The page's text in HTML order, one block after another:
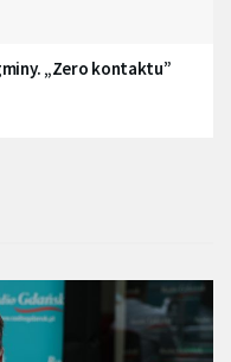
„Zero kontaktu”